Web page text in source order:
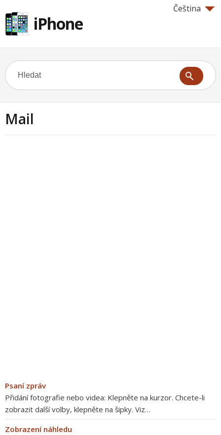
Čeština
iPhone
Mail
Psaní zpráv
Přidání fotografie nebo videa: Klepněte na kurzor. Chcete-li
zobrazit další volby, klepněte na šipky. Viz…
Zobrazení náhledu